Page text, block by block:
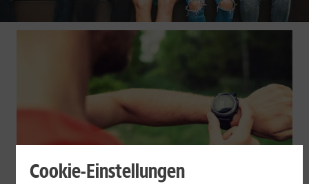
Cookie-Einstellungen